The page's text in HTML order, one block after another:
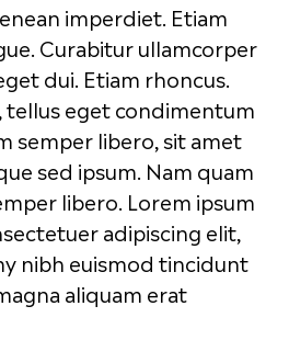
imperdiet. Etiam
Curabitur ullamcorper
dui. Etiam rhoncus.
tellus eget condimentum
semper libero, sit amet
sed ipsum. Nam quam
libero. Lorem ipsum
adipiscing elit,
nibh euismod tincidunt
aliquam erat